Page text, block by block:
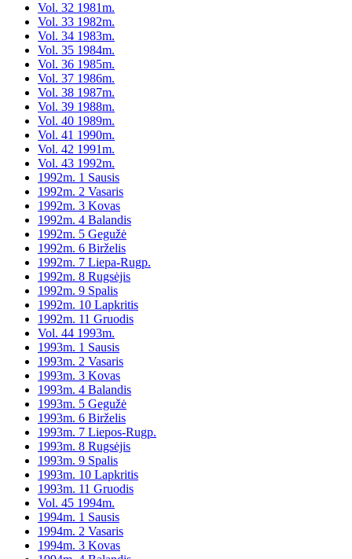
Vol. 32 1981m.
Vol. 33 1982m.
Vol. 34 1983m.
Vol. 35 1984m.
Vol. 36 1985m.
Vol. 37 1986m.
Vol. 38 1987m.
Vol. 39 1988m.
Vol. 40 1989m.
Vol. 41 1990m.
Vol. 42 1991m.
Vol. 43 1992m.
1992m. 1 Sausis
1992m. 2 Vasaris
1992m. 3 Kovas
1992m. 4 Balandis
1992m. 5 Gegužė
1992m. 6 Birželis
1992m. 7 Liepa-Rugp.
1992m. 8 Rugsėjis
1992m. 9 Spalis
1992m. 10 Lapkritis
1992m. 11 Gruodis
Vol. 44 1993m.
1993m. 1 Sausis
1993m. 2 Vasaris
1993m. 3 Kovas
1993m. 4 Balandis
1993m. 5 Gegužė
1993m. 6 Birželis
1993m. 7 Liepos-Rugp.
1993m. 8 Rugsėjis
1993m. 9 Spalis
1993m. 10 Lapkritis
1993m. 11 Gruodis
Vol. 45 1994m.
1994m. 1 Sausis
1994m. 2 Vasaris
1994m. 3 Kovas